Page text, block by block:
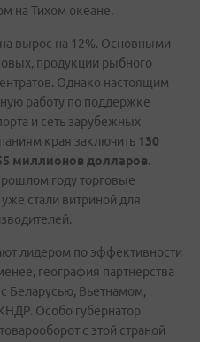
на Тихом океане.
вырос на 12%. Основными
продукции рыбного
Однако настоящим
работу по поддержке
и сеть зарубежных
края заключить 130
миллионов долларов.
году торговые
стали витриной для
лидером по эффективности
география партнерства
Беларусью, Вьетнамом,
Особо губернатор
с этой страной